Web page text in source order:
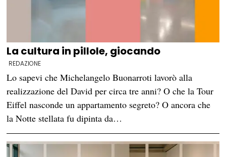
La cultura in pillole, giocando
REDAZIONE
Lo sapevi che Michelangelo Buonarroti lavorò alla
realizzazione del David per circa tre anni? O che la Tour
Eiffel nasconde un appartamento segreto? O ancora che
la Notte stellata fu dipinta da…